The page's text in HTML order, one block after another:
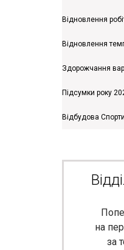
Відновлення
Відновлення
Здорожчання
Підсумки року
Відбудова
на
за